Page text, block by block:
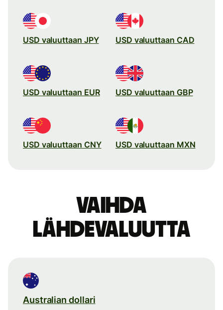
USD valuuttaan JPY USD valuuttaan CAD
USD valuuttaan EUR USD valuuttaan GBP
USD valuuttaan CNY USD valuuttaan MXN
Vaihda
lähdevaluutta
Australian dollari